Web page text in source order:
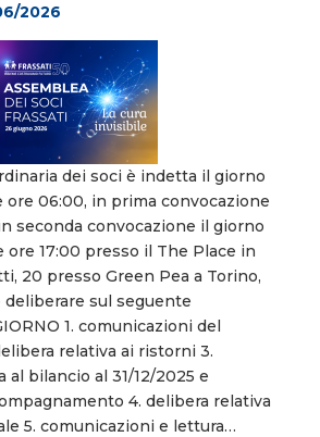
2026
dei soci è indetta il giorno
ore 06:00, in prima convocazione
seconda convocazione il giorno
ore 17:00 presso il The Place in
20 presso Green Pea a Torino,
sul seguente
1. comunicazioni del
relativa ai ristorni 3.
al bilancio al 31/12/2025 e
4. delibera relativa
5. comunicazioni e lettura…